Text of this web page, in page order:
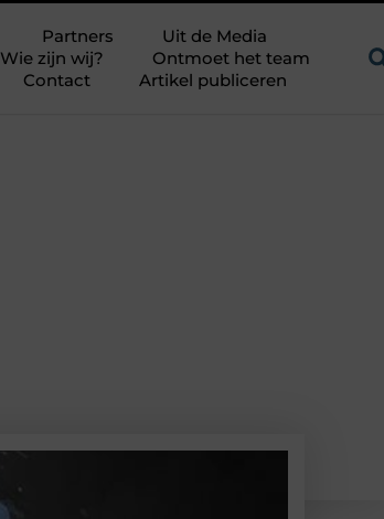
Partners
Uit de Media
Wie zijn wij?
Ontmoet het team
Contact
Artikel publiceren